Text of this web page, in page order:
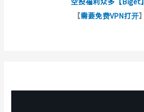
【需要免费VPN打开】